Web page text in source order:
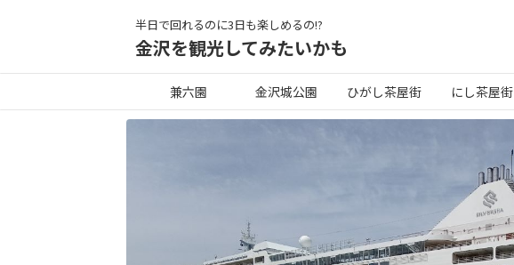
半日で回れるのに3日も楽しめるの!?
金沢を観光してみたいかも
兼六園 金沢城公園 ひがし茶屋街 にし茶屋街